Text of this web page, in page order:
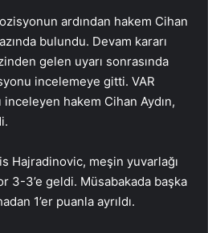
ardından hakem Cihan
bulundu. Devam kararı
gelen uyarı sonrasında
incelemeye gitti. VAR
hakem Cihan Aydın,
Hajradinovic, meşin yuvarlağı
3-3’e geldi. Müsabakada başka
1’er puanla ayrıldı.